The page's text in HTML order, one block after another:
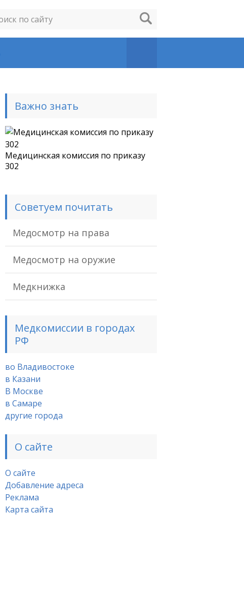
Важно знать
Медицинская комиссия по приказу
302
Советуем почитать
Медосмотр на права
Медосмотр на оружие
Медкнижка
Медкомиссии в городах
РФ
во Владивостоке
в Казани
В Москве
в Самаре
другие города
О сайте
О сайте
Добавление адреса
Реклама
Карта сайта